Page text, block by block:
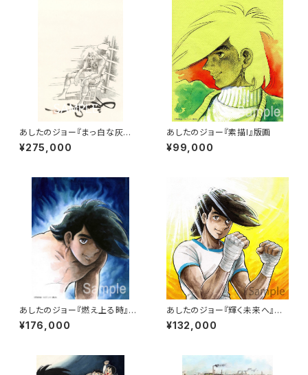
あしたのジョー『まっ白な灰
に…。（和紙ver．）』版画
¥275,000
あしたのジョー『素描I』版画
¥99,000
あしたのジョー『燃え上る時』版
画
¥176,000
あしたのジョー『輝く未来へ』
版画
¥132,000